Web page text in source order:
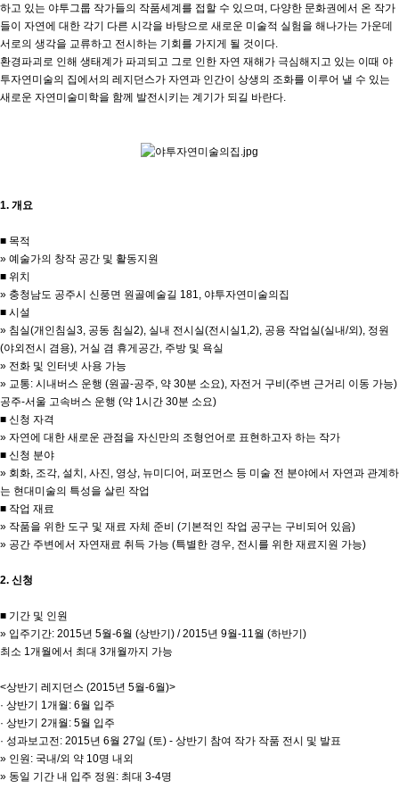
하고 있는 야투그룹 작가들의 작품세계를 접할 수 있으며, 다양한 문화권에서 온 작가
들이 자연에 대한 각기 다른 시각을 바탕으로 새로운 미술적 실험을 해나가는 가운데
서로의 생각을 교류하고 전시하는 기회를 가지게 될 것이다.
환경파괴로 인해 생태계가 파괴되고 그로 인한 자연 재해가 극심해지고 있는 이때 야
투자연미술의 집에서의 레지던스가 자연과 인간이 상생의 조화를 이루어 낼 수 있는
새로운 자연미술미학을 함께 발전시키는 계기가 되길 바란다.
1. 개요
■ 목적
» 예술가의 창작 공간 및 활동지원
■ 위치
» 충청남도 공주시 신풍면 원골예술길 181, 야투자연미술의집
■ 시설
» 침실(개인침실3, 공동 침실2), 실내 전시실(전시실1,2), 공용 작업실(실내/외), 정원
(야외전시 겸용), 거실 겸 휴게공간, 주방 및 욕실
» 전화 및 인터넷 사용 가능
» 교통: 시내버스 운행 (원골-공주, 약 30분 소요), 자전거 구비(주변 근거리 이동 가능)
공주-서울 고속버스 운행 (약 1시간 30분 소요)
■ 신청 자격
» 자연에 대한 새로운 관점을 자신만의 조형언어로 표현하고자 하는 작가
■ 신청 분야
» 회화, 조각, 설치, 사진, 영상, 뉴미디어, 퍼포먼스 등 미술 전 분야에서 자연과 관계하
는 현대미술의 특성을 살린 작업
■ 작업 재료
» 작품을 위한 도구 및 재료 자체 준비 (기본적인 작업 공구는 구비되어 있음)
» 공간 주변에서 자연재료 취득 가능 (특별한 경우, 전시를 위한 재료지원 가능)
2. 신청
■ 기간 및 인원
» 입주기간: 2015년 5월-6월 (상반기) / 2015년 9월-11월 (하반기)
최소 1개월에서 최대 3개월까지 가능
<상반기 레지던스 (2015년 5월-6월)>
· 상반기 1개월: 6월 입주
· 상반기 2개월: 5월 입주
· 성과보고전: 2015년 6월 27일 (토) - 상반기 참여 작가 작품 전시 및 발표
» 인원: 국내/외 약 10명 내외
» 동일 기간 내 입주 정원: 최대 3-4명